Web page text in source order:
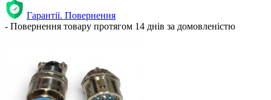
Гарантії. Повернення
- Повернення товару протягом 14 днів за домовленістю